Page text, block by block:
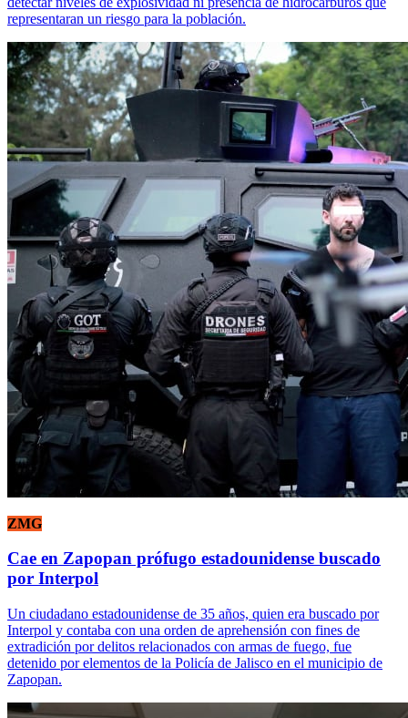
representaran un riesgo para la población.
ZMG
Cae en Zapopan prófugo estadounidense buscado
por Interpol
Un ciudadano estadounidense de 35 años, quien era buscado por
Interpol y contaba con una orden de aprehensión con fines de
extradición por delitos relacionados con armas de fuego, fue
detenido por elementos de la Policía de Jalisco en el municipio de
Zapopan.